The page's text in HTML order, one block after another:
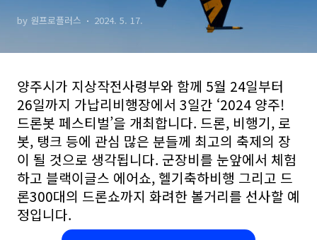
by 원프로플러스 2024. 5. 17.
양주시가 지상작전사령부와 함께 5월 24일부터
26일까지 가납리비행장에서 3일간 ‘2024 양주!
드론봇 페스티벌’을 개최합니다. 드론, 비행기, 로
봇, 탱크 등에 관심 많은 분들께 최고의 축제의 장
이 될 것으로 생각됩니다. 군장비를 눈앞에서 체험
하고 블랙이글스 에어쇼, 헬기축하비행 그리고 드
론300대의 드론쇼까지 화려한 볼거리를 선사할 예
정입니다.